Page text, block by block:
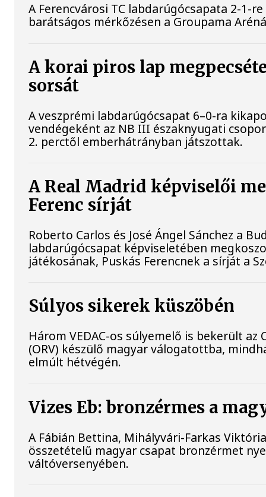
A Ferencvárosi TC labdarúgócsapata 2-1-
barátságos mérkőzésen a Groupama
A korai piros lap
sorsát
A veszprémi labdarúgócsapat 6–0-ra
vendégeként az NB III északnyugati
2. perctől emberhátrányban játszottak.
A Real Madrid képviselői
Ferenc sírját
Roberto Carlos és José Ángel Sánchez a
labdarúgócsapat képviseletében
játékosának, Puskás Ferencnek a sírját a
Súlyos sikerek küszöbén
Három VEDAC-os súlyemelő is bekerült
(ORV) készülő magyar válogatottba,
elmúlt hétvégén.
Vizes Eb: bronzérmes a
A Fábián Bettina, Mihályvári-Farkas
összetételű magyar csapat bronzérmet
váltóversenyében.